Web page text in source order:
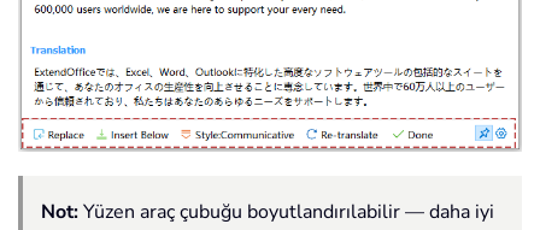
Not:Yüzen araç çubuğu boyutlandırılabilir — daha iyi